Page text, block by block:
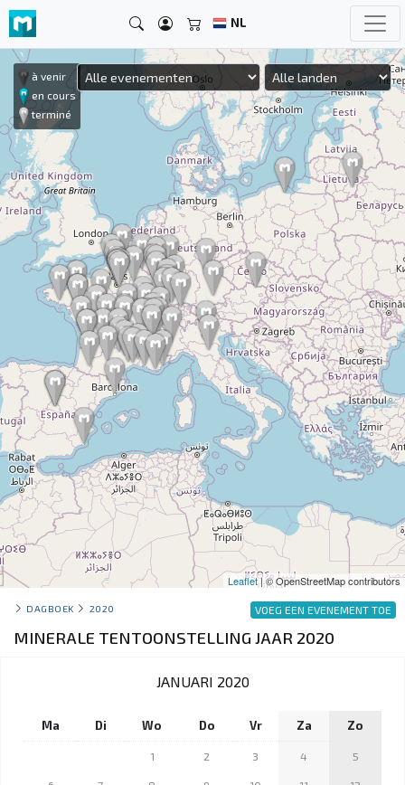
NL
Leaflet| © OpenStreetMap contributors
à venir
en cours
terminé
VOEG EEN EVENEMENT TOE
DAGBOEK 2020
MINERALE TENTOONSTELLING JAAR 2020
JANUARI 2020
Ma Di Wo Do Vr Za Zo
1 2 3 4 5